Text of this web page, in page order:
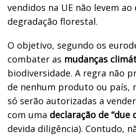
vendidos na UE não levem
degradação florestal.
O objetivo, segundo os
combater as mudanças
biodiversidade. A regra não
de nenhum produto ou país,
só serão autorizadas a
com uma declaração de “due
devida diligência). Contudo,